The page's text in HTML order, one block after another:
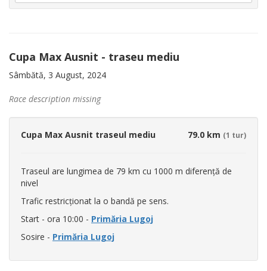
Cupa Max Ausnit - traseu mediu
Sâmbătă, 3 August, 2024
Race description missing
Cupa Max Ausnit traseul mediu 79.0 km (1 tur)
Traseul are lungimea de 79 km cu 1000 m diferență de
nivel
Trafic restricționat la o bandă pe sens.
Start - ora 10:00 - Primăria Lugoj
Sosire - Primăria Lugoj